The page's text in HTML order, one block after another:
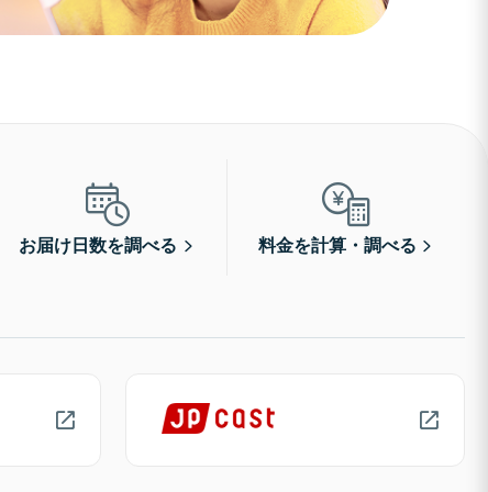
お届け日数を調べる 料金を計算・調べる